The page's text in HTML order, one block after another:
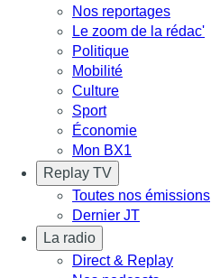
Nos reportages
Le zoom de la rédac'
Politique
Mobilité
Culture
Sport
Économie
Mon BX1
Replay TV
Toutes nos émissions
Dernier JT
La radio
Direct & Replay